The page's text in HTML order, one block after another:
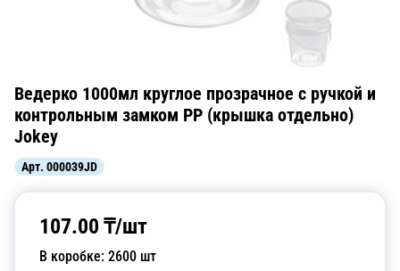
Ведерко 1000мл круглое прозрачное с ручкой и
контрольным замком PP (крышка отдельно)
Jokey
Арт. 000039JD
107.00 ₸/шт
В коробке: 2600 шт